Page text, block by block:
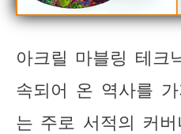
아크릴 마블링 테크
속되어 온 역사를
는 주로 서적의 커